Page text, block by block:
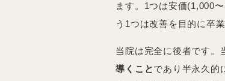
ます。1つは安価(1,000
う1つは改善を目的に卒
当院は完全に後者です。
導くことであり半永久的